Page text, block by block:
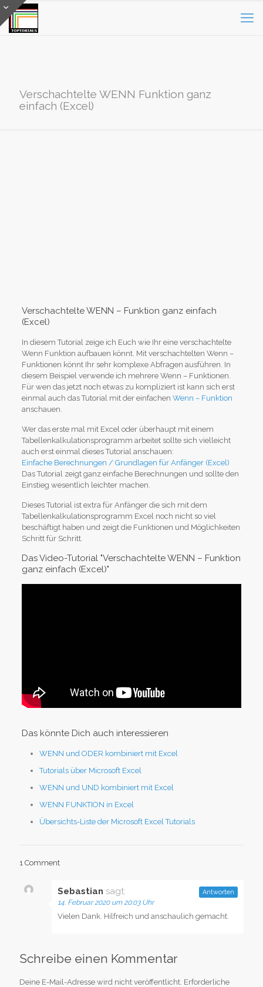
Verschachtelte WENN Funktion ganz
einfach (Excel)
Verschachtelte WENN – Funktion ganz einfach
(Excel)
In diesem Tutorial zeige ich Euch wie Ihr eine verschachtelte
Wenn Funktion aufbauen könnt. Mit verschachtelten Wenn –
Funktionen könnt Ihr sehr komplexe Abfragen ausführen. In
diesem Beispiel verwende ich mehrere Wenn – Funktionen.
Für wen das jetzt noch etwas zu kompliziert ist kann sich erst
einmal auch das Tutorial mit der einfachen Wenn – Funktion
anschauen.
Wer das erste mal mit Excel oder überhaupt mit einem
Tabellenkalkulationsprogramm arbeitet sollte sich vielleicht
auch erst einmal dieses Tutorial anschauen:
Einfache Berechnungen / Grundlagen für Anfänger (Excel)
Das Tutorial zeigt ganz einfache Berechnungen und sollte den
Einstieg wesentlich leichter machen.
Dieses Tutorial ist extra für Anfänger die sich mit dem
Tabellenkalkulationsprogramm Excel noch nicht so viel
beschäftigt haben und zeigt die Funktionen und Möglichkeiten
Schritt für Schritt.
Das Video-Tutorial "Verschachtelte WENN – Funktion
ganz einfach (Excel)"
Das könnte Dich auch interessieren
WENN und ODER kombiniert mit Excel
Tutorials über Microsoft Excel
WENN und UND kombiniert mit Excel
WENN FUNKTION in Excel
Übersichts-Liste der Microsoft Excel Tutorials
1 Comment
Sebastian sagt:
14. Februar 2020 um 20:03 Uhr
Vielen Dank. Hilfreich und anschaulich gemacht.
Antworten
Schreibe einen Kommentar
Deine E-Mail-Adresse wird nicht veröffentlicht. Erforderliche